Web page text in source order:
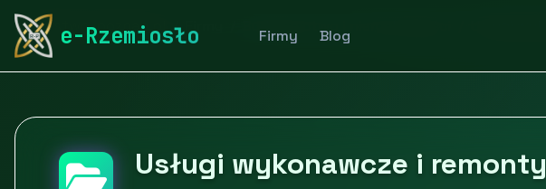
e-Rzemiosło Firmy Blog
rymarstwo-poznan.pl
Usługi wykonawcze i remonty